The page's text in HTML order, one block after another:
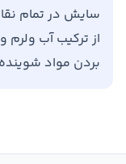
سایش در تمام
از ترکیب آب ولرم
بردن مواد